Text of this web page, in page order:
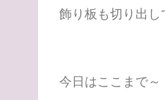
飾り板も切り出し
今日はここまで～